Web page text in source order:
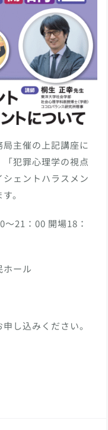
主催の上記講座に
犯罪心理学の視点
ェントハラスメン
。
21：00 開場18：
ホール
し込みください。